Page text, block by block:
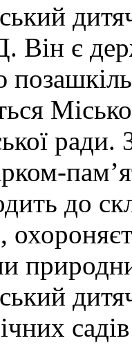
Він є
до